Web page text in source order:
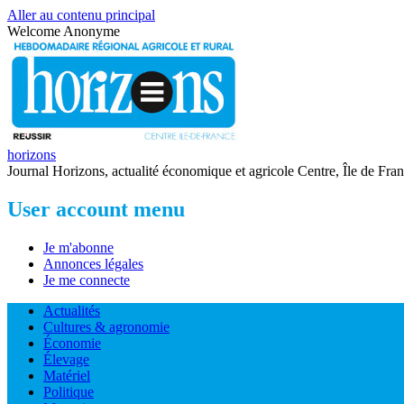
Aller au contenu principal
Welcome Anonyme
horizons
Journal Horizons, actualité économique et agricole Centre, Île de
User account menu
Je m'abonne
Annonces légales
Je me connecte
Actualités
Cultures & agronomie
Économie
Élevage
Matériel
Politique